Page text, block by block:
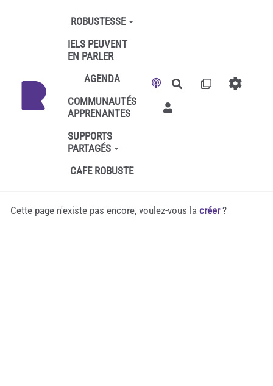
Aller au contenu principal
ROBUSTESSE
IELS PEUVENT
EN PARLER
AGENDA
COMMUNAUTÉS
APPRENANTES
SUPPORTS
PARTAGÉS
CAFE ROBUSTE
Rechercher
Cette page n'existe pas encore, voulez-vous la créer?